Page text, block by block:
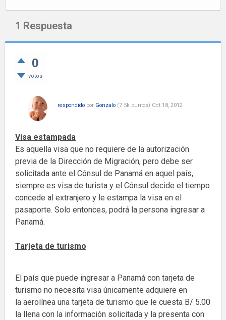
1 Respuesta
0
votos
respondido por Gonzalo (7.5k puntos) Oct 18, 2012
Visa estampada
Es aquella visa que no requiere de la autorización
previa de la Dirección de Migración, pero debe ser
solicitada ante el Cónsul de Panamá en aquel país,
siempre es visa de turista y el Cónsul decide el tiempo
concede al extranjero y le estampa la visa en el
pasaporte. Solo entonces, podrá la persona ingresar a
Panamá.
Tarjeta de turismo
El país que puede ingresar a Panamá con tarjeta de
turismo no necesita visa únicamente adquiere en
la aerolínea una tarjeta de turismo que le cuesta B/ 5.00
la llena con la información solicitada y la presenta con